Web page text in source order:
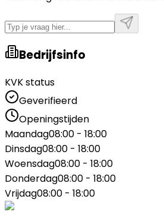
Bedrijfsinfo
KVK status
Geverifieerd
Openingstijden
Maandag08:00 - 18:00
Dinsdag08:00 - 18:00
Woensdag08:00 - 18:00
Donderdag08:00 - 18:00
Vrijdag08:00 - 18:00